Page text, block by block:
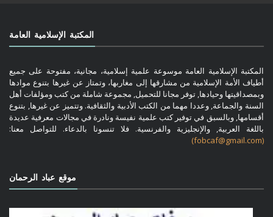
المكتبة الإسلامية العامة
المكتبة الإسلامية العامة موسوعة علمية إسلامية، مجانية، مفتوحة على جميع
أطياف الأمة الإسلامية من مشارقها إلى مغاربها، وتمتاز عن غيرها بتنوع موادها
وبمصداقيتها وحيادها, توفر مجانا للتحميل, مجموعة شاملة من كتب ومؤلفات أهل
السنة والجماعة, وعددا مهما من الكتب الأدبية والثقافية. وتتميز عن غيرها, بتنوع
أقسامها, وبالسبق في توفير كتب علمية نفيسة ونادرة في مجالات معرفية عديدة
باللغة العربية, والإنجليزية والفرنسية. فلا تنسونا بالدعاء. للتواصل معنا:
(fobcaf@gmail.com)
موقع عباد الرحمان